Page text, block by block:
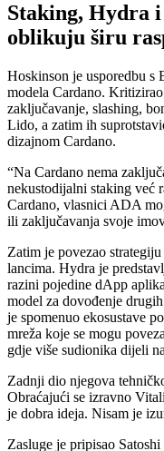
Staking, Hydra
oblikuju širu
Hoskinson je usporedbu s
modela Cardano.
zaključavanje, slashing,
Lido, a zatim ih
dizajnom Cardano.
“Na Cardano nema
nekustodijalni staking već
Cardano, vlasnici ADA
ili zaključavanja svoje
Zatim je povezao
lancima. Hydra je
razini pojedine dApp
model za dovođenje
je spomenuo ekosustave
mreža koje se mogu
gdje više sudionika dijeli
Zadnji dio njegova
Obraćajući se izravno
je dobra ideja. Nisam je
Zasluge je pripisao